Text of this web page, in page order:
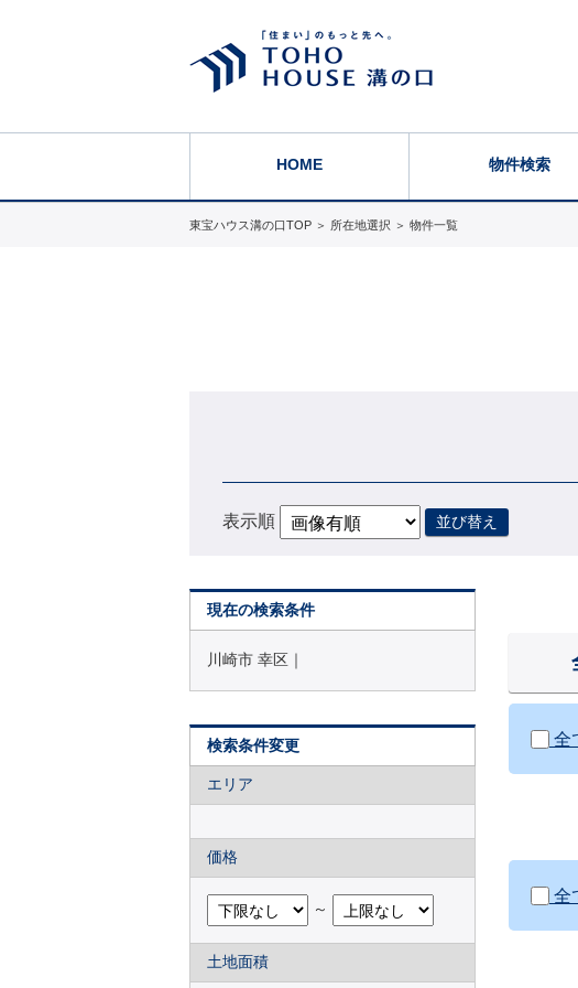
HOME 物件検索
東宝ハウス溝の口TOP ＞ 所在地選択 ＞ 物件一覧
表示順 並び替え
全
全
現在の検索条件
川崎市 幸区｜
検索条件変更
エリア
価格
～
土地面積